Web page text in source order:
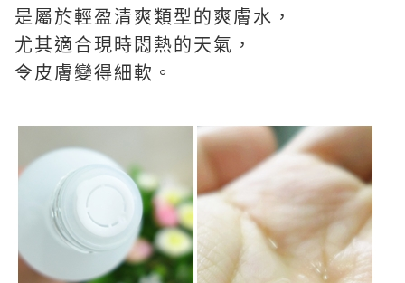
是屬於輕盈清爽類型的爽膚水，
尤其適合現時悶熱的天氣，
令皮膚變得細軟。